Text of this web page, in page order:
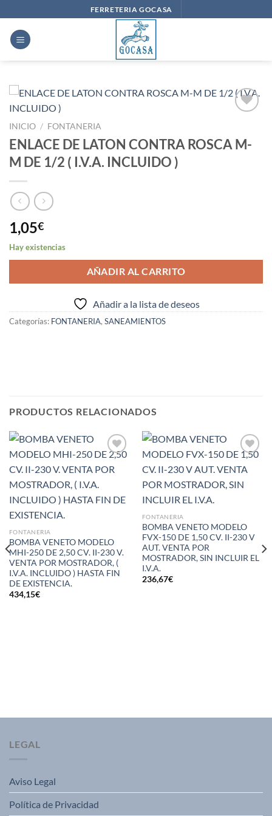
al
contenido
FERRETERIA GOCASA
lista
INICIO / FONTANERIA
ENLACE DE LATON CONTRA ROSCA M-
M DE 1/2 ( I.V.A. INCLUIDO )
1,05€
Hay existencias
AÑADIR AL CARRITO
Añadir a la lista de deseos
Categorías: FONTANERIA, SANEAMIENTOS
PRODUCTOS RELACIONADOS
Añadir
a la
FONTANERIA
BOMBA VENETO MODELO
MHI-250 DE 2,50 CV. II-230 V.
VENTA POR MOSTRADOR, (
I.V.A. INCLUIDO ) HASTA FIN
DE EXISTENCIA.
434,15€
Añadir
a la
deseos
FONTANERIA
BOMBA VENETO MODELO
FVX-150 DE 1,50 CV. II-230 V
AUT. VENTA POR
MOSTRADOR, SIN INCLUIR EL
I.V.A.
236,67€
LEGAL
Aviso Legal
Política de Privacidad